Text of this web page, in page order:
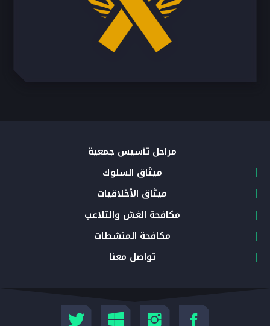
مراحل تأسيس جمعية
ميثاق السلوك
ميثاق الأخلاقيات
مكافحة الغش والتلاعب
مكافحة المنشطات
تواصل معنا